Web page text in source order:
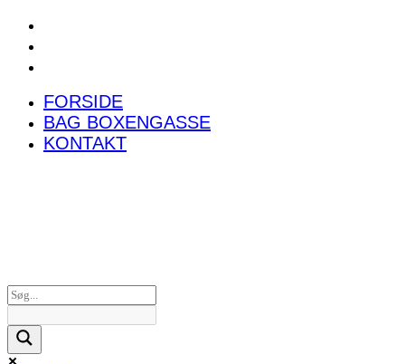
FORSIDE
BAG BOXENGASSE
KONTAKT